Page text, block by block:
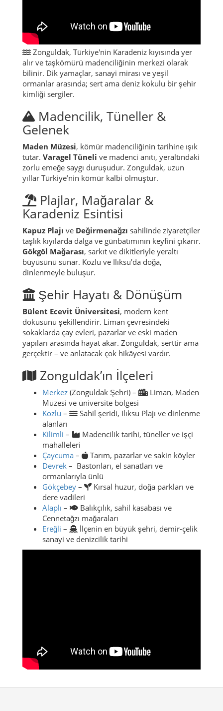
Zonguldak, Türkiye'nin Karadeniz kıyısında yer
alır ve taşkömürü madenciliğinin merkezi olarak
bilinir. Dik yamaçlar, sanayi mirası ve yeşil
ormanlar arasında; sert ama deniz kokulu bir şehir
kimliği sergiler.
Madencilik, Tüneller &
Gelenek
Maden Müzesi, kömür madenciliğinin tarihine ışık
tutar. Varagel Tüneli ve madenci anıtı, yeraltındaki
zorlu emeğe saygı duruşudur. Zonguldak, uzun
yıllar Türkiye’nin kömür kalbi olmuştur.
Plajlar, Mağaralar &
Karadeniz Esintisi
Kapuz Plajı ve Değirmenağzı sahilinde ziyaretçiler
taşlık kıyılarda dalga ve günbatımının keyfini çıkarır.
Gökgöl Mağarası, sarkıt ve dikitleriyle yeraltı
büyüsünü sunar. Kozlu ve Ilıksu’da doğa,
dinlenmeyle buluşur.
Şehir Hayatı & Dönüşüm
Bülent Ecevit Üniversitesi, modern kent
dokusunu şekillendirir. Liman çevresindeki
sokaklarda çay evleri, pazarlar ve eski maden
yapıları arasında hayat akar. Zonguldak, serttir ama
gerçektir – ve anlatacak çok hikâyesi vardır.
Zonguldak’ın İlçeleri
Merkez (Zonguldak Şehri) –
Liman, Maden
Müzesi ve üniversite bölgesi
Kozlu –
Sahil şeridi, Ilıksu Plajı ve dinlenme
alanları
Kilimli –
Madencilik tarihi, tüneller ve işçi
mahalleleri
Çaycuma –
Tarım, pazarlar ve sakin köyler
Devrek – Bastonları, el sanatları ve
ormanlarıyla ünlü
Gökçebey –
Kırsal huzur, doğa parkları ve
dere vadileri
Alaplı –
Balıkçılık, sahil kasabası ve
Cennetağzı mağaraları
Ereğli –
İlçenin en büyük şehri, demir-çelik
sanayi ve denizcilik tarihi